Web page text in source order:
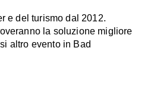
e del turismo dal 2012.
la soluzione migliore
altro evento in Bad